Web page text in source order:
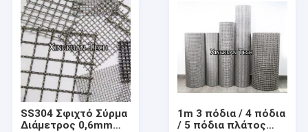
SS304 Σφιχτό Σύρμα
Διάμετρος 0,6mm
1m 3 πόδια / 4 πόδια
/ 5 πόδια πλάτος